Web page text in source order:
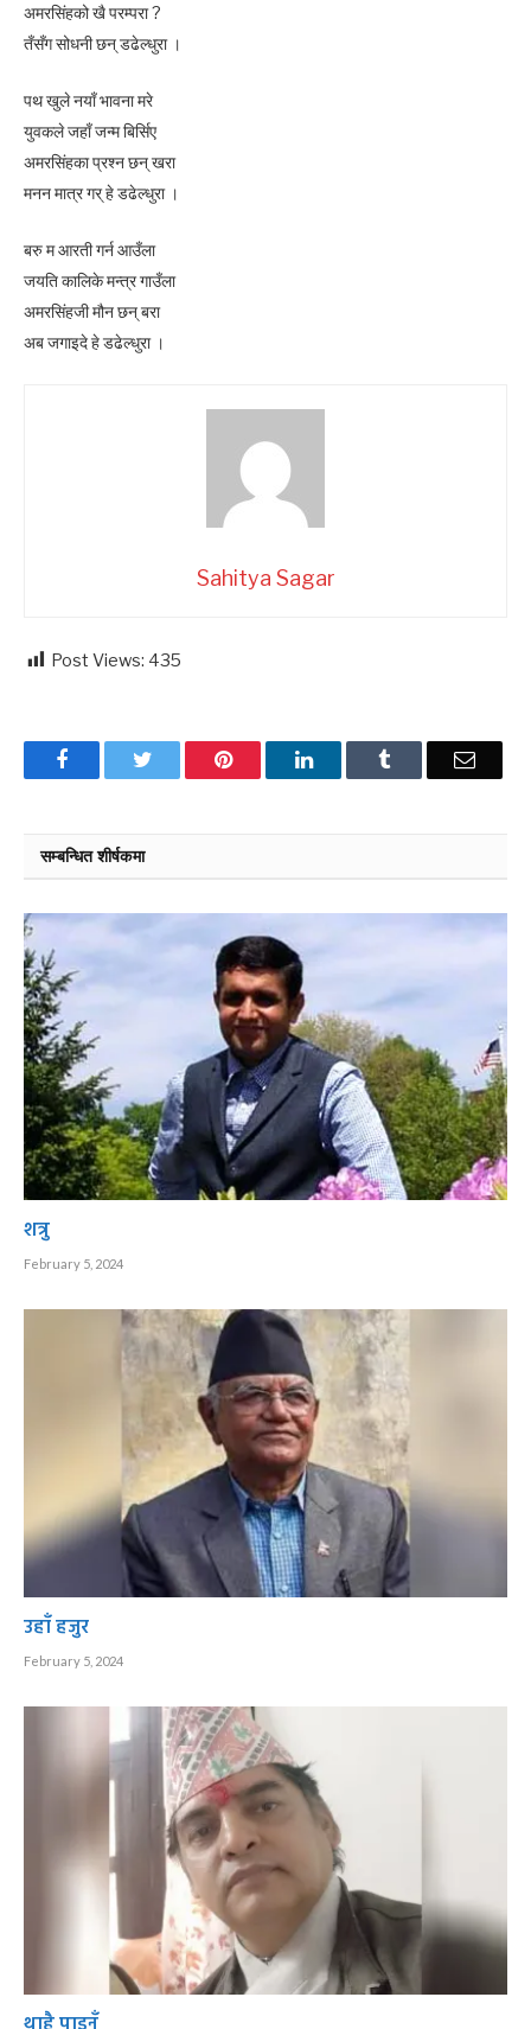
अमरसिंहको खै परम्परा ?
तँसँग सोधनी छन् डढेल्धुरा ।
पथ खुले नयाँ भावना मरे
युवकले जहाँ जन्म बिर्सिए
अमरसिंहका प्रश्न छन् खरा
मनन मात्र गर् हे डढेल्धुरा ।
बरु म आरती गर्न आउँला
जयति कालिके मन्त्र गाउँला
अमरसिंहजी मौन छन् बरा
अब जगाइदे हे डढेल्धुरा ।
Sahitya Sagar
Post Views: 435
FacebookTwitter Pinterest LinkedInTumblr Email
सम्बन्धित शीर्षकमा
शत्रु
February 5, 2024
उहाँ हजुर
February 5, 2024